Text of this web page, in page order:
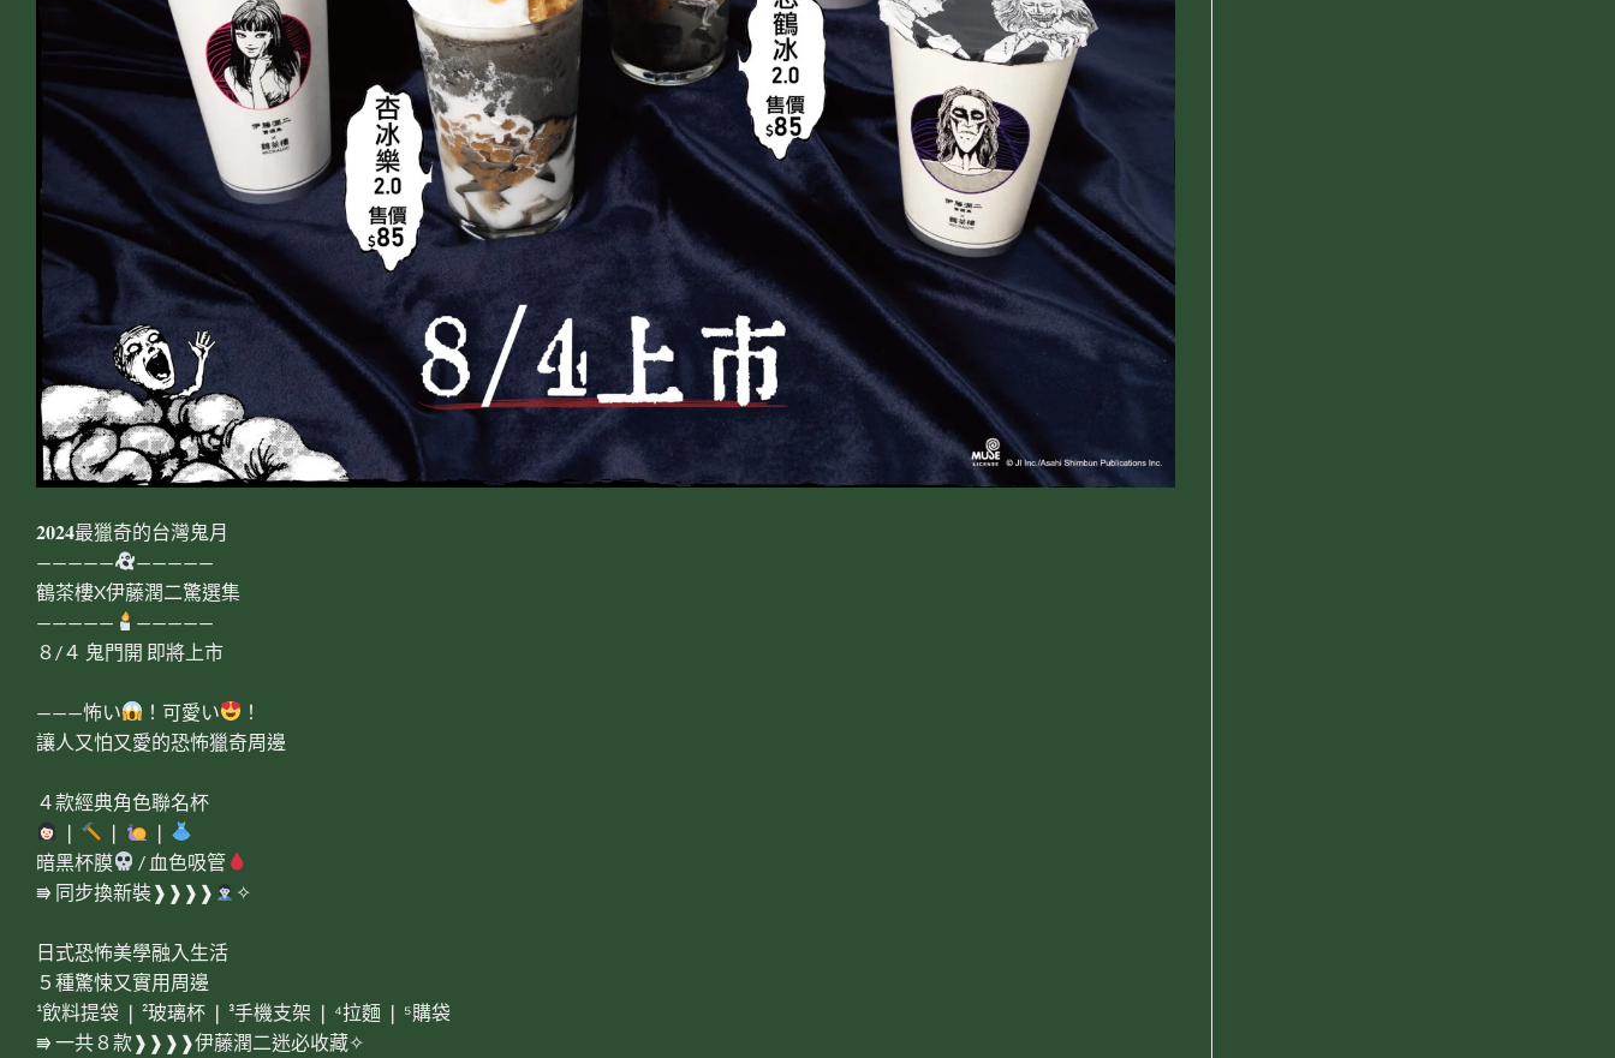
𝟐𝟎𝟐𝟒最獵奇的台灣鬼月
—————
—————
鶴茶樓X伊藤潤二驚選集
—————
—————
８/４ 鬼門開 即將上市
———怖い ！可愛い
！
讓人又怕又愛的恐怖獵奇周邊
４款經典角色聯名杯
❘
❘
❘
暗黑杯膜
/ 血色吸管
⭆ 同步換新裝❱❱❱❱
✧
日式恐怖美學融入生活
５種驚悚又實用周邊
¹飲料提袋 ❘ ²玻璃杯 ❘ ³手機支架 ❘ ⁴拉麵 ❘ ⁵購袋
⭆ 一共８款❱❱❱❱伊藤潤二迷必收藏✧